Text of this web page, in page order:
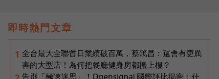
即時熱門文章
1 全台最大全聯首日業績破百萬，蔡篤昌：還會有更厲
害的大型店！為何把餐廳健身房都搬上樓？
告別「極速迷思」！Opensignal 國際評比揭密：什